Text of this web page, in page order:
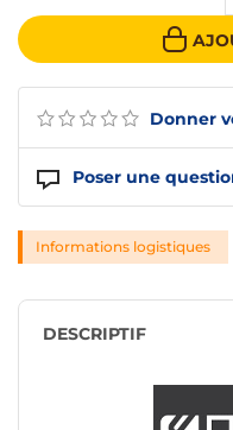
Donner
Poser une
Informations logistiques
DESCRIPTIF